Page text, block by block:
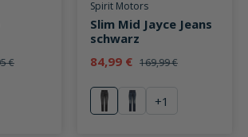
Bewertung von 0 von 5 Sternen
€
Durchschnittliche Bewertung
Spirit Motors
Slim Mid Jayce Jeans
schwarz
84,99 € 169,99 €
schwarz
blau
+1